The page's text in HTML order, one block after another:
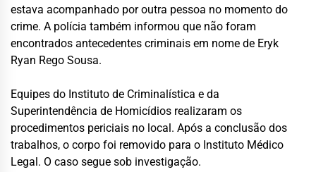
estava acompanhado por outra pessoa no momento do
crime. A polícia também informou que não foram
encontrados antecedentes criminais em nome de Eryk
Ryan Rego Sousa.
Equipes do Instituto de Criminalística e da
Superintendência de Homicídios realizaram os
procedimentos periciais no local. Após a conclusão dos
trabalhos, o corpo foi removido para o Instituto Médico
Legal. O caso segue sob investigação.